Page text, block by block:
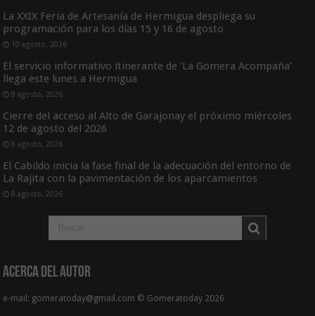
La XXIX Feria de Artesanía de Hermigua despliega su
programación para los días 15 y 16 de agosto
10 agosto, 2026
El servicio informativo itinerante de ‘La Gomera Acompaña’
llega este lunes a Hermigua
8 agosto, 2026
Cierre del acceso al Alto de Garajonay el próximo miércoles
12 de agosto del 2026
8 agosto, 2026
El Cabildo inicia la fase final de la adecuación del entorno de
La Rajita con la pavimentación de los aparcamientos
8 agosto, 2026
Acerca del Autor
e-mail: gomeratoday@gmail.com © Gomeratoday 2026